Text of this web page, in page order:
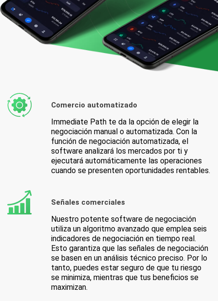
Comercio automatizado
Immediate Path te da la opción de elegir la
negociación manual o automatizada. Con la
función de negociación automatizada, el
software analizará los mercados por ti y
ejecutará automáticamente las operaciones
cuando se presenten oportunidades rentables.
Señales comerciales
Nuestro potente software de negociación
utiliza un algoritmo avanzado que emplea seis
indicadores de negociación en tiempo real.
Esto garantiza que las señales de negociación
se basen en un análisis técnico preciso. Por lo
tanto, puedes estar seguro de que tu riesgo
se minimiza, mientras que tus beneficios se
maximizan.